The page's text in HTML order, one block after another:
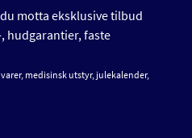
motta eksklusive tilbud
hudgarantier, faste
medisinsk utstyr, julekalender,